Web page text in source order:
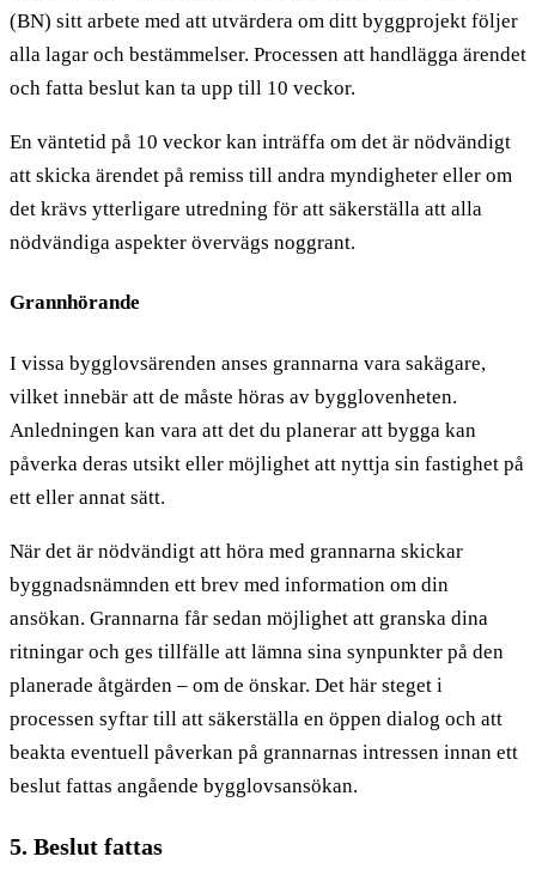
(BN) sitt arbete med att utvärdera om ditt byggprojekt följer
alla lagar och bestämmelser. Processen att handlägga ärendet
och fatta beslut kan ta upp till 10 veckor.
En väntetid på 10 veckor kan inträffa om det är nödvändigt
att skicka ärendet på remiss till andra myndigheter eller om
det krävs ytterligare utredning för att säkerställa att alla
nödvändiga aspekter övervägs noggrant.
Grannhörande
I vissa bygglovsärenden anses grannarna vara sakägare,
vilket innebär att de måste höras av bygglovenheten.
Anledningen kan vara att det du planerar att bygga kan
påverka deras utsikt eller möjlighet att nyttja sin fastighet på
ett eller annat sätt.
När det är nödvändigt att höra med grannarna skickar
byggnadsnämnden ett brev med information om din
ansökan. Grannarna får sedan möjlighet att granska dina
ritningar och ges tillfälle att lämna sina synpunkter på den
planerade åtgärden – om de önskar. Det här steget i
processen syftar till att säkerställa en öppen dialog och att
beakta eventuell påverkan på grannarnas intressen innan ett
beslut fattas angående bygglovsansökan.
5. Beslut fattas